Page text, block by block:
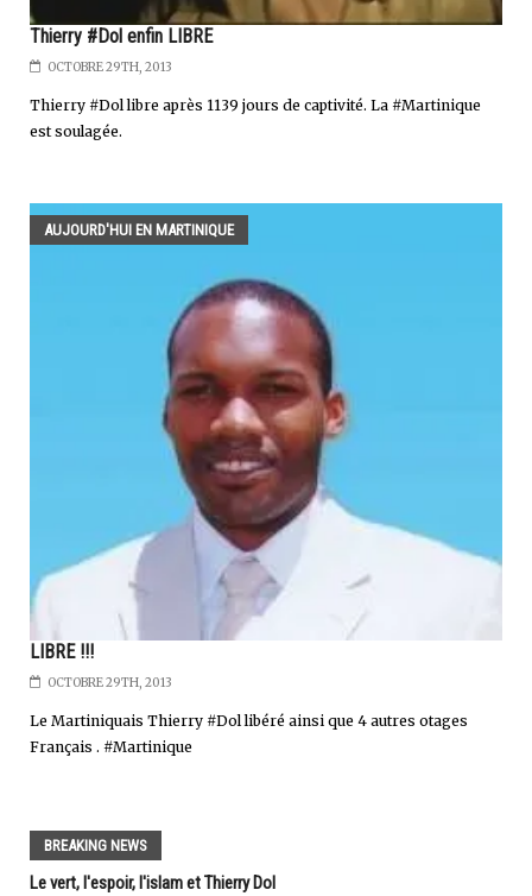
Thierry #Dol enfin LIBRE
OCTOBRE 29TH, 2013
Thierry #Dol libre après 1139 jours de captivité. La #Martinique
est soulagée.
AUJOURD'HUI EN MARTINIQUE
LIBRE !!!
OCTOBRE 29TH, 2013
Le Martiniquais Thierry #Dol libéré ainsi que 4 autres otages
Français . #Martinique
BREAKING NEWS
Le vert, l'espoir, l'islam et Thierry Dol